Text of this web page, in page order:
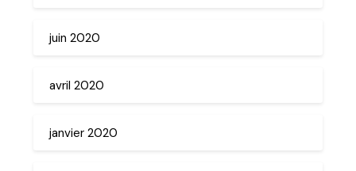
juin 2020
avril 2020
janvier 2020